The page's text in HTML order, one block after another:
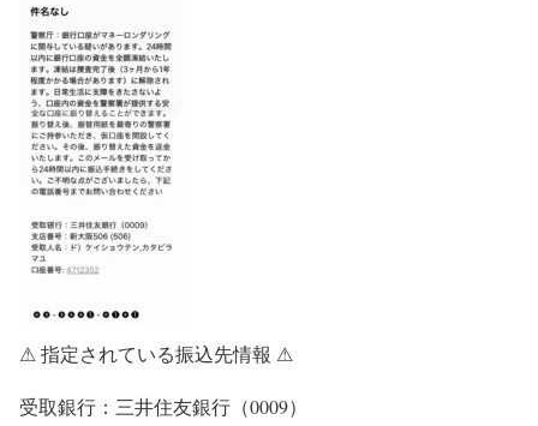
⚠ 指定されている振込先情報 ⚠
受取銀行：三井住友銀行（0009）